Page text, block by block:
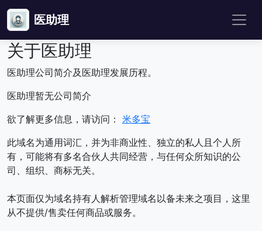
医助理
关于医助理
医助理公司简介及医助理发展历程。
医助理暂无公司简介
欲了解更多信息，请访问： 米多宝
此域名为通用词汇，并为非商业性、独立的私人且个人所
有，可能将有多名合伙人共同经营，与任何众所知识的公
司、组织、商标无关。
本页面仅为域名持有人解析管理域名以备未来之项目，这里
从不提供/售卖任何商品或服务。